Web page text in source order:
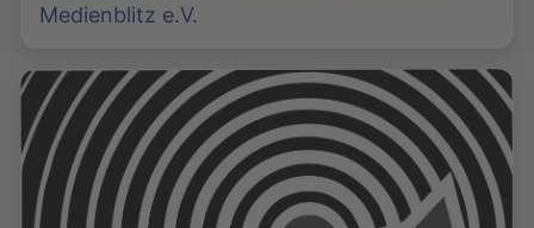
Medienblitz e.V.